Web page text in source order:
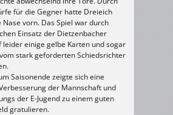
für die Gegner hatte Dreieich
Nase vorn. Das Spiel war durch
Einsatz der Dietzenbacher
einige gelbe Karten und sogar
stark geforderten Schiedsrichter
Saisonende zeigte sich eine
der Mannschaft und
der E-Jugend zu einem guten
gratulieren.